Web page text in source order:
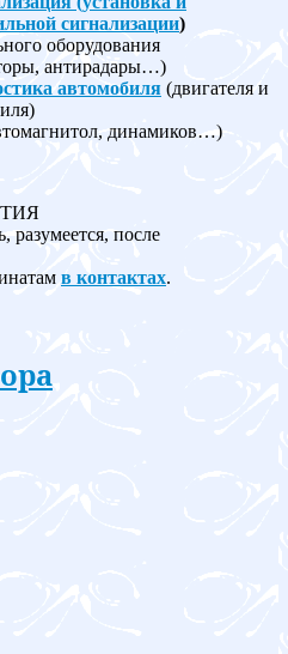
сигнализации)
оборудования
антирадары…)
автомобиля (двигателя и
динамиков…)
разумеется, после
в контактах.